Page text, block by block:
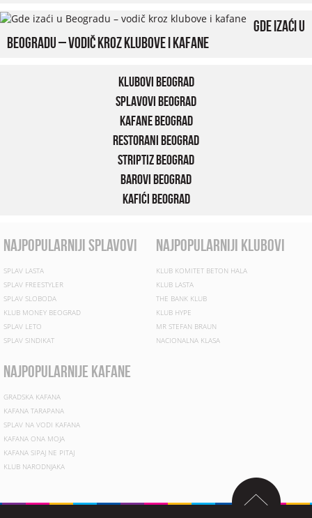
Gde izaći u
Beogradu – vodič kroz klubove i kafane
Klubovi Beograd
Splavovi Beograd
Kafane Beograd
Restorani Beograd
Striptiz Beograd
Barovi Beograd
Kafići Beograd
najpopularniji splavovi
SPLAV LASTA
SPLAV FREESTYLER
SPLAV SLOBODA
KLUB MONEY BEOGRAD
SPLAV LETO
SPLAV SINDIKAT
najpopularniji klubovi
KLUB KOMITET BETON HALA
KLUB LASTA
THE BANK KLUB
KLUB HYPE
MR STEFAN BRAUN
NACIONALNA KLASA
najpopularnije kafane
GRADSKA KAFANA
KAFANA TARAPANA
SPLAV NA VODI KAFANA
KAFANA ONA MOJA
KAFANA SIPAJ NE PITAJ
KLUB NARODNJAKA